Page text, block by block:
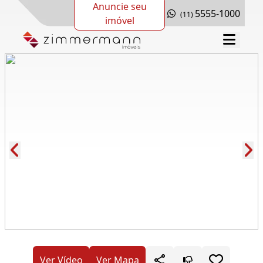
Anuncie seu
imóvel
(11) 5555-1000
Ver Vídeo Ver Mapa